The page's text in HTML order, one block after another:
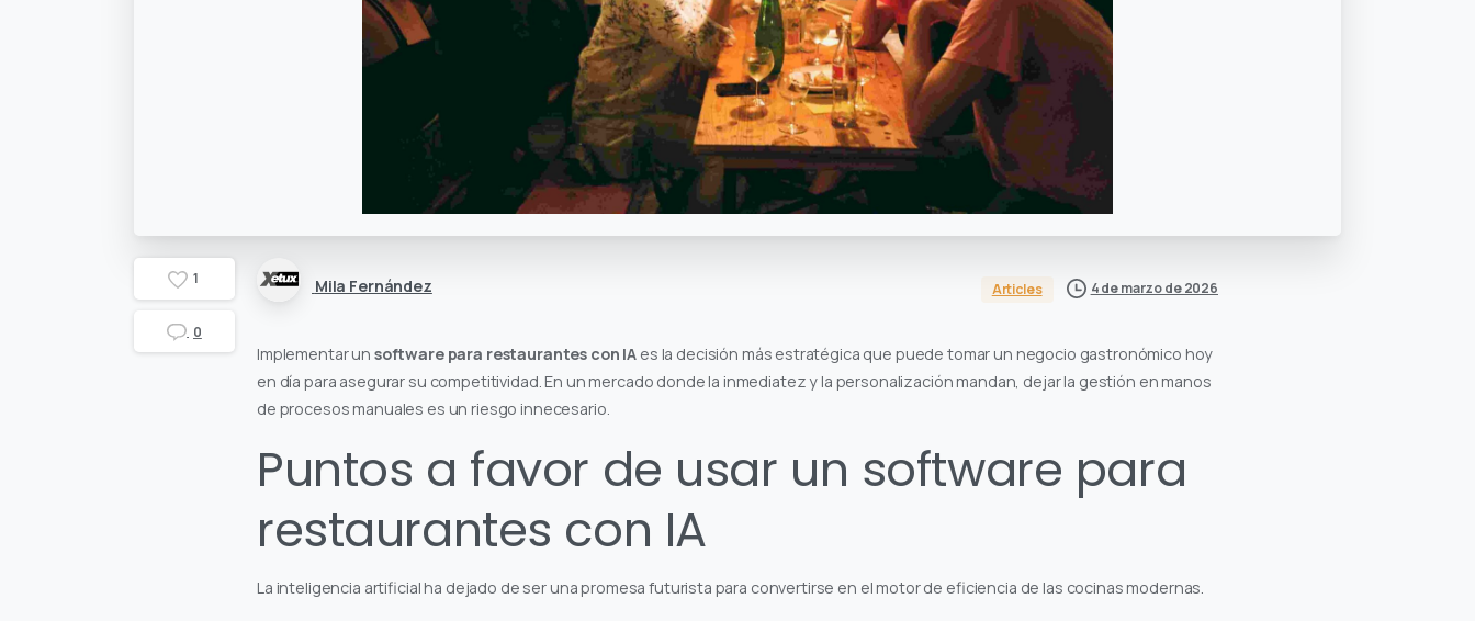
1
0
Mila Fernández Articles 4 de marzo de 2026
Implementar un software para restaurantes con IA es la decisión más estratégica que puede tomar un negocio gastronómico hoy
en día para asegurar su competitividad. En un mercado donde la inmediatez y la personalización mandan, dejar la gestión en manos
de procesos manuales es un riesgo innecesario.
Puntos a favor de usar un software para
restaurantes con IA
La inteligencia artificial ha dejado de ser una promesa futurista para convertirse en el motor de eficiencia de las cocinas modernas.